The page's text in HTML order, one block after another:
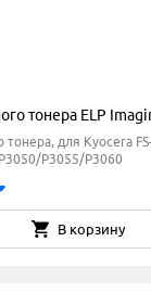
тонера ELP
тонера, для Kyocera
P3055/P3060
В корзину